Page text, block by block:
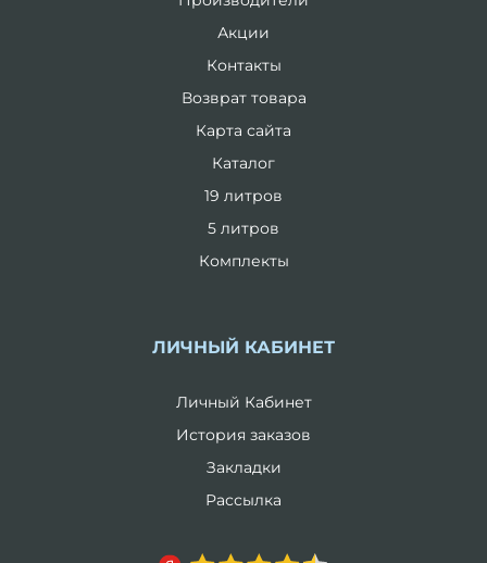
Акции
Контакты
Возврат товара
Карта сайта
Каталог
19 литров
5 литров
Комплекты
ЛИЧНЫЙ КАБИНЕТ
Личный Кабинет
История заказов
Закладки
Рассылка